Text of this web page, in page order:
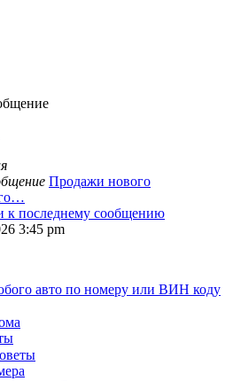
Продажи нового
к последнему сообщению
3:45 pm
авто по номеру или ВИН коду